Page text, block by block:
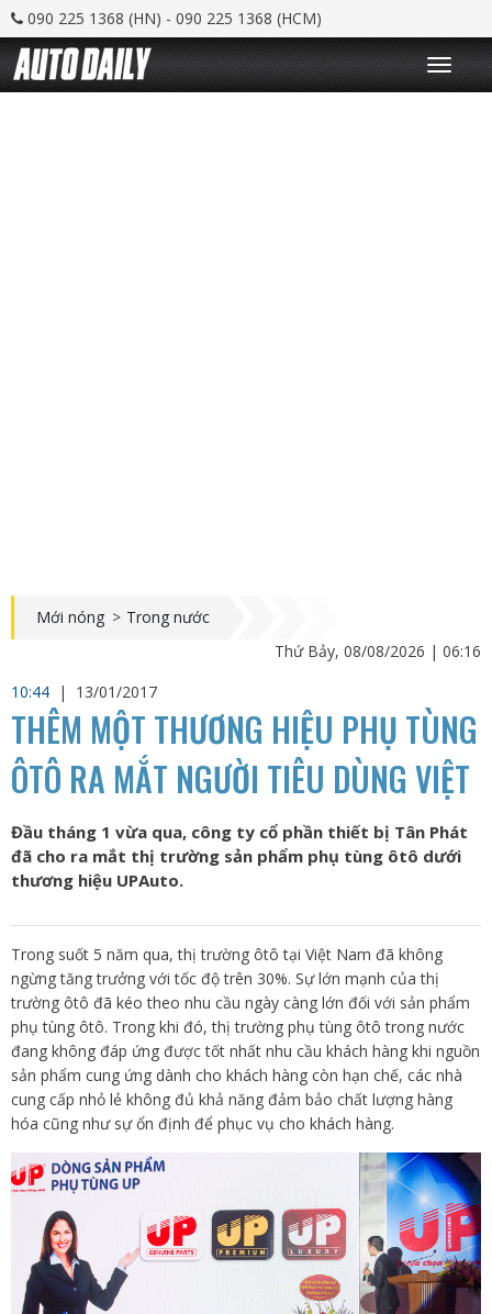
090 225 1368 (HN) - 090 225 1368 (HCM)
T
o
g
Mới nóng > Trong nước
Thứ Bảy, 08/08/2026 | 06:16
10:44 | 13/01/2017
THÊM MỘT THƯƠNG HIỆU PHỤ TÙNG
ÔTÔ RA MẮT NGƯỜI TIÊU DÙNG VIỆT
Đầu tháng 1 vừa qua, công ty cổ phần thiết bị Tân Phát
đã cho ra mắt thị trường sản phẩm phụ tùng ôtô dưới
thương hiệu UPAuto.
Trong suốt 5 năm qua, thị trường ôtô tại Việt Nam đã không
ngừng tăng trưởng với tốc độ trên 30%. Sự lớn mạnh của thị
trường ôtô đã kéo theo nhu cầu ngày càng lớn đối với sản phẩm
phụ tùng ôtô. Trong khi đó, thị trường phụ tùng ôtô trong nước
đang không đáp ứng được tốt nhất nhu cầu khách hàng khi nguồn
sản phẩm cung ứng dành cho khách hàng còn hạn chế, các nhà
cung cấp nhỏ lẻ không đủ khả năng đảm bảo chất lượng hàng
hóa cũng như sự ổn định để phục vụ cho khách hàng.